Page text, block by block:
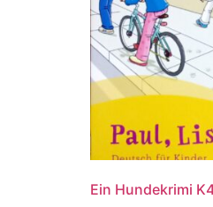
Ein Hundekrimi